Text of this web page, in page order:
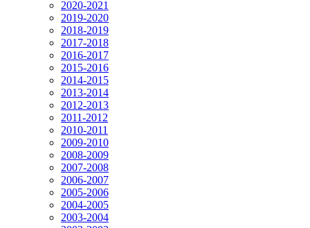
2020-2021
2019-2020
2018-2019
2017-2018
2016-2017
2015-2016
2014-2015
2013-2014
2012-2013
2011-2012
2010-2011
2009-2010
2008-2009
2007-2008
2006-2007
2005-2006
2004-2005
2003-2004